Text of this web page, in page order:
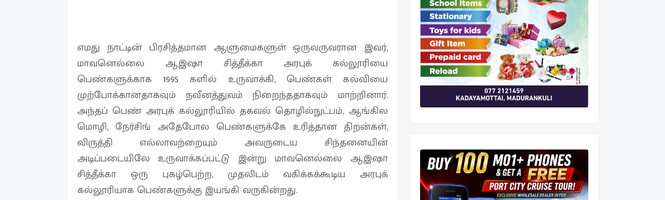
எமது நாட்டின் பிரசித்தமான ஆளுமைகளுள் ஒருவருவரான இவர்,
மாவனெல்லை ஆஇஷா சித்தீக்கா அரபுக் கல்லூரியை
பெண்களுக்காக 1995 களில் உருவாக்கி, பெண்கள் கல்வியை
முற்போக்கானதாகவும் நவீனத்துவம் நிறைந்ததாகவும் மாற்றினார்.
அந்தப் பெண் அரபுக் கல்லூரியில் தகவல் தொழில்நுட்பம், ஆங்கில
மொழி, நேர்சிங் அதேபோல பெண்களுக்கே உரித்தான திறன்கள்,
விருத்தி எல்லாவற்றையும் அவருடைய சிந்தனையின்
அடிப்படையிலே உருவாக்கப்பட்டு இன்று மாவனெல்லை ஆஇஷா
சித்தீக்கா ஒரு புகழ்பெற்ற, முதலிடம் வகிக்கக்கூடிய அரபுக்
கல்லூரியாக பெண்களுக்கு இயங்கி வருகின்றது.